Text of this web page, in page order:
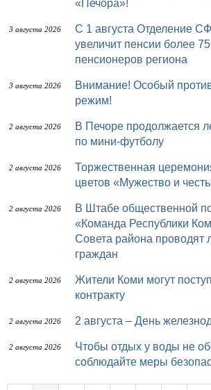
«Печора»!
3 августа 2026
С 1 августа Отделение СФР по Коми
увеличит пенсии более
пенсионеров региона
3 августа 2026
Внимание! Особый противопожарный
режим!
2 августа 2026
В Печоре продолжается летнее Первенство
по мини-футболу
2 августа 2026
Торжественная церемония возложения
цветов «Мужество и
2 августа 2026
В Штабе общественной поддержки
«Команда Республики
Совета района проводят
граждан
2 августа 2026
Жители Коми могут поступить на службу по
контракту
2 августа 2026 2 августа – День
2 августа 2026
Чтобы отдых у воды не обернулся бедой,
соблюдайте меры